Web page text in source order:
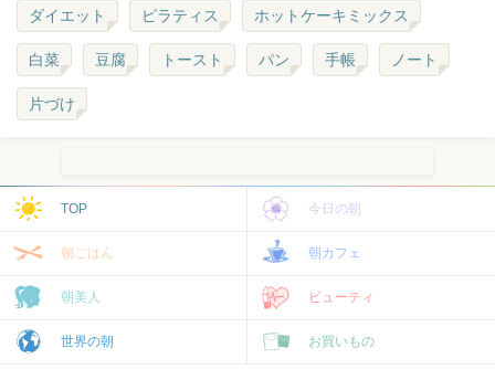
ダイエット ピラティス ホットケーキミックス
白菜 豆腐 トースト パン 手帳 ノート
片づけ
TOP 今日の朝
朝ごはん 朝カフェ
朝美人 ビューティ
世界の朝 お買いもの